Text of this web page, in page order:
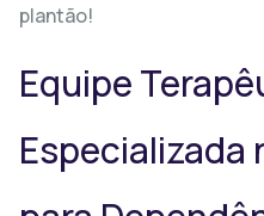
plantão!
Equipe